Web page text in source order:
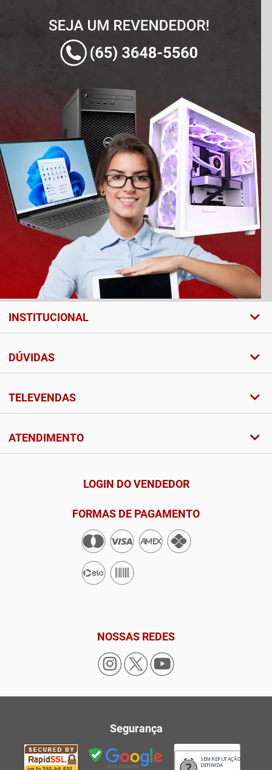
INSTITUCIONAL
DÚVIDAS
TELEVENDAS
ATENDIMENTO
LOGIN DO VENDEDOR
FORMAS DE PAGAMENTO
NOSSAS REDES
Segurança
SEM REPUTAÇÃO
DEFINIDA